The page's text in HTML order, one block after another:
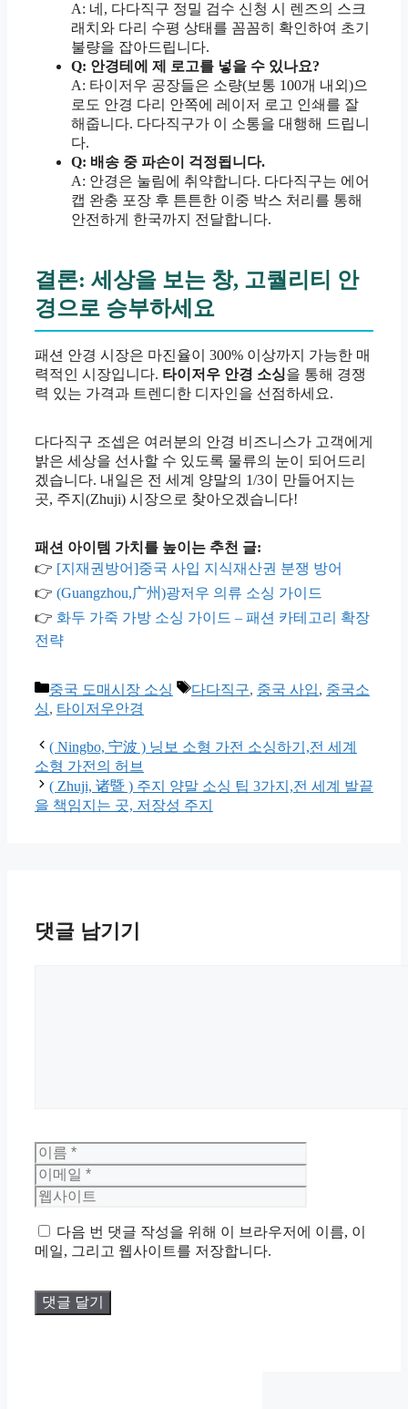
A: 네, 다다직구 정밀 검수 신청 시 렌즈의 스크
래치와 다리 수평 상태를 꼼꼼히 확인하여 초기
불량을 잡아드립니다.
Q: 안경테에 제 로고를 넣을 수 있나요?
A: 타이저우 공장들은 소량(보통 100개 내외)으
로도 안경 다리 안쪽에 레이저 로고 인쇄를 잘
해줍니다. 다다직구가 이 소통을 대행해 드립니
다.
Q: 배송 중 파손이 걱정됩니다.
A: 안경은 눌림에 취약합니다. 다다직구는 에어
캡 완충 포장 후 튼튼한 이중 박스 처리를 통해
안전하게 한국까지 전달합니다.
결론: 세상을 보는 창, 고퀄리티 안
경으로 승부하세요
패션 안경 시장은 마진율이 300% 이상까지 가능한 매
력적인 시장입니다. 타이저우 안경 소싱을 통해 경쟁
력 있는 가격과 트렌디한 디자인을 선점하세요.
다다직구 조셉은 여러분의 안경 비즈니스가 고객에게
밝은 세상을 선사할 수 있도록 물류의 눈이 되어드리
겠습니다. 내일은 전 세계 양말의 1/3이 만들어지는
곳, 주지(Zhuji) 시장으로 찾아오겠습니다!
패션 아이템 가치를 높이는 추천 글:
👉 [지재권방어]중국 사입 지식재산권 분쟁 방어
👉 (Guangzhou,广州)광저우 의류 소싱 가이드
👉 화두 가죽 가방 소싱 가이드 – 패션 카테고리 확장
전략
카
테
리
중국 도매시장 소싱
태
다다직구, 중국 사입, 중국소
싱, 타이저우안경
( Ningbo, 宁波 ) 닝보 소형 가전 소싱하기,전 세계
소형 가전의 허브
( Zhuji, 诸暨 ) 주지 양말 소싱 팁 3가지,전 세계 발끝
을 책임지는 곳, 저장성 주지
댓글 남기기
이
름
메
일
사
트
다음 번 댓글 작성을 위해 이 브라우저에 이름, 이
메일, 그리고 웹사이트를 저장합니다.